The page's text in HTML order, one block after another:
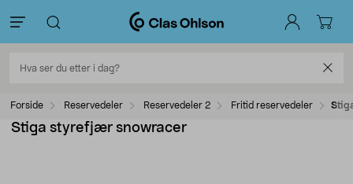
Forside Reservedeler Reservedeler 2 Fritid reservedeler
Stiga styrefjær snowracer